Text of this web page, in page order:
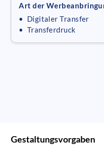
Art der
• Digitaler Transfer
• Transferdruck
Gestaltungsvorgaben